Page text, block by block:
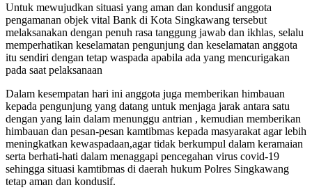
Untuk mewujudkan situasi yang aman dan kondusif anggota
pengamanan objek vital Bank di Kota Singkawang tersebut
melaksanakan dengan penuh rasa tanggung jawab dan ikhlas, selalu
memperhatikan keselamatan pengunjung dan keselamatan anggota
itu sendiri dengan tetap waspada apabila ada yang mencurigakan
pada saat pelaksanaan
Dalam kesempatan hari ini anggota juga memberikan himbauan
kepada pengunjung yang datang untuk menjaga jarak antara satu
dengan yang lain dalam menunggu antrian , kemudian memberikan
himbauan dan pesan-pesan kamtibmas kepada masyarakat agar lebih
meningkatkan kewaspadaan,agar tidak berkumpul dalam keramaian
serta berhati-hati dalam menaggapi pencegahan virus covid-19
sehingga situasi kamtibmas di daerah hukum Polres Singkawang
tetap aman dan kondusif.